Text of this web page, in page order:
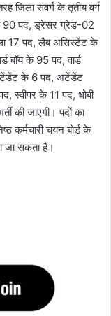
जिला संवर्ग के तृतीय वर्ग
90 पद, ड्रेसर ग्रेड-02
17 पद, लैब असिस्टेंट के
बॉय के 95 पद, वार्ड
के 6 पद, अटेंडेंट
स्वीपर के 11 पद, धोबी
की जाएगी। पदों का
कर्मचारी चयन बोर्ड के
सकता है।